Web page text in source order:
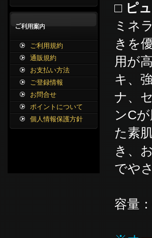
□ ピ
ミネ
きを
用が
キ、
ナ、
ンC
た素
き、
でや
容量
ご利用規約
通販規約
お支払い方法
ご登録情報
お問合せ
ポイントについて
個人情報保護方針